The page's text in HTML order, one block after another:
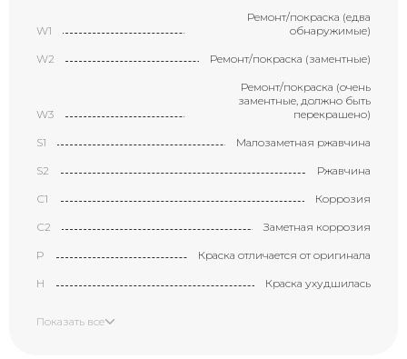
W1
Ремонт/покраска (едва
обнаружимые)
W2 Ремонт/покраска (заментные)
W3
Ремонт/покраска (очень
заментные, должно быть
перекрашено)
S1 Малозаметная ржавчина
S2 Ржавчина
С1 Коррозия
С2 Заметная коррозия
P Краска отличается от оригинала
H Краска ухудшилась
Показать все